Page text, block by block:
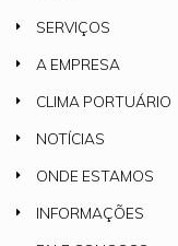
SERVIÇOS
A EMPRESA
CLIMA PORTUÁRIO
NOTÍCIAS
ONDE ESTAMOS
INFORMAÇÕES